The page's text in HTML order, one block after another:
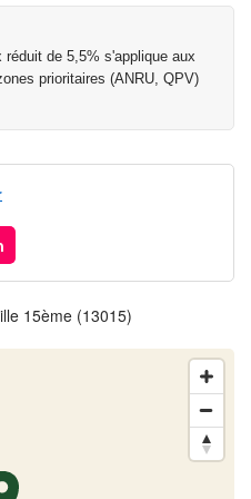
de 5,5% s'applique aux
prioritaires (ANRU, QPV)
15ème (13015)